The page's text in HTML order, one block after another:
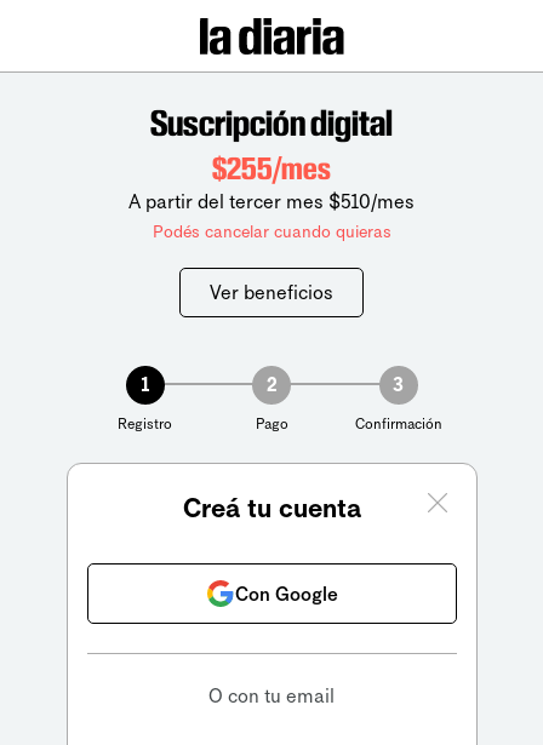
Suscripción digital
$255/mes
A partir del tercer mes $510/mes
Podés cancelar cuando quieras
Ver beneficios
1
Registro
2
Pago
3
Confirmación
Creá tu cuenta
Con Google
O con tu email